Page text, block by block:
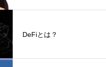
DeFiとは？